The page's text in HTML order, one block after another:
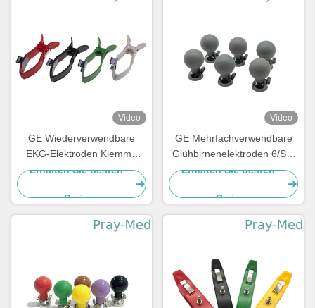
Video
GE Wiederverwendbare
EKG-Elektroden Klemme
Extremität AHA VALUE
Erhalten Sie besten
Preis
Video
GE Mehrfachverwendbare
Glühbirnenelektroden 6/Set
2104783-001
Erhalten Sie besten
Preis